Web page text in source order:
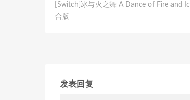
[Switch]冰与火之舞 A Dance of Fire and
合版
发表回复